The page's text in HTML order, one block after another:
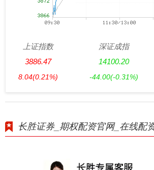
上证指数
3886.47
8.04(0.21%)
深证成指
14100.20
-44.00(-0.31%)
长胜证券_期权配资官网_在线配